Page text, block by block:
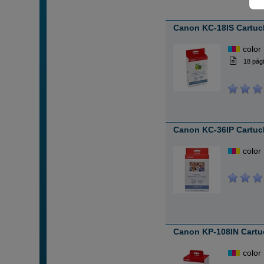
Canon KC-18IS
color
18
Canon KC-36IP
color
Canon KP-108IN
color